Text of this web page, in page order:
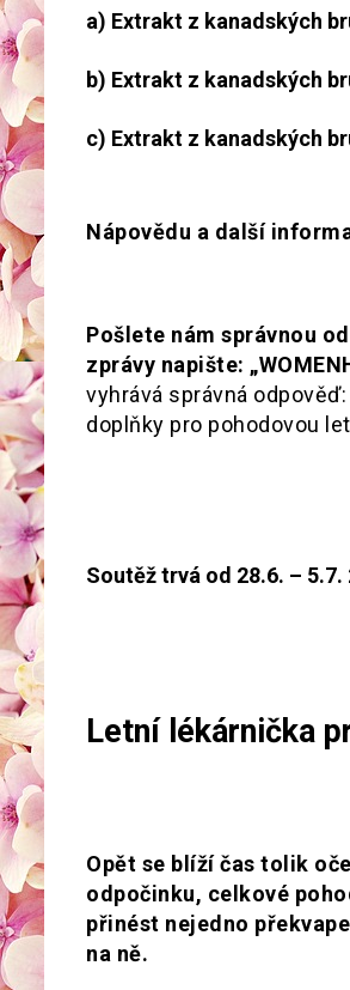
a) Extrakt z kanadských
b) Extrakt z kanadských
c) Extrakt z kanadských
Nápovědu a další
Pošlete nám správnou
zprávy napište:
vyhrává správná
doplňky pro pohodovou
Soutěž trvá od 28.6. – 5.7.
Letní lékárnička
Opět se blíží čas tolik
odpočinku, celkové
přinést nejedno
na ně.